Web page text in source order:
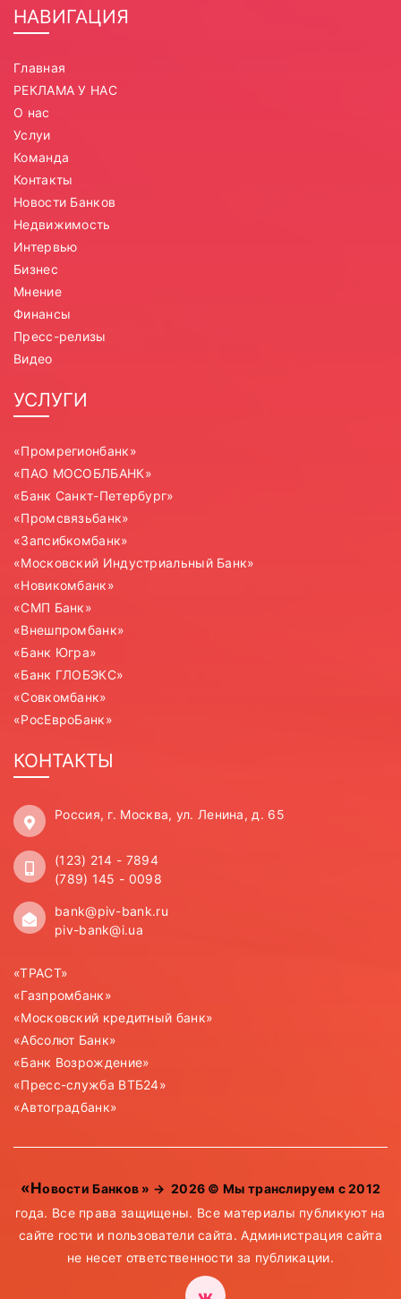
НАВИГАЦИЯ
Главная
РЕКЛАМА У НАС
О нас
Услуи
Команда
Контакты
Новости Банков
Недвижимость
Интервью
Бизнес
Мнение
Финансы
Пресс-релизы
Видео
УСЛУГИ
«Промрегионбанк»
«ПАО МОСОБЛБАНК»
«Банк Санкт-Петербург»
«Промсвязьбанк»
«Запсибкомбанк»
«Московский Индустриальный Банк»
«Новикомбанк»
«СМП Банк»
«Внешпромбанк»
«Банк Югра»
«Банк ГЛОБЭКС»
«Совкомбанк»
«РосЕвроБанк»
КОНТАКТЫ
Россия, г. Москва, ул. Ленина, д. 65
(123) 214 - 7894
(789) 145 - 0098
bank@piv-bank.ru
piv-bank@i.ua
«ТРАСТ»
«Газпромбанк»
«Московский кредитный банк»
«Абсолют Банк»
«Банк Возрождение»
«Пресс-служба ВТБ24»
«Автоградбанк»
«Новости Банков » → 2026 © Мы транслируем с 2012
года. Все права защищены. Все материалы публикуют на
сайте гости и пользователи сайта. Администрация сайта
не несет ответственности за публикации.